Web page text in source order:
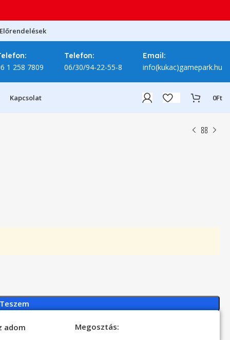
Előrendelések
1 258 7809
Telefon:
06/30/94-22-55-8
Email:
info(kukac)gamepark.hu
Kapcsolat 0Ft
adom Megosztás: